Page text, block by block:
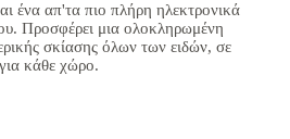
ένα απ'τα πιο πλήρη ηλεκτρονικά
Προσφέρει μια ολοκληρωμένη
σκίασης όλων των ειδών, σε
κάθε χώρο.